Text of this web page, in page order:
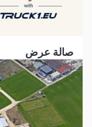
صالة عرض